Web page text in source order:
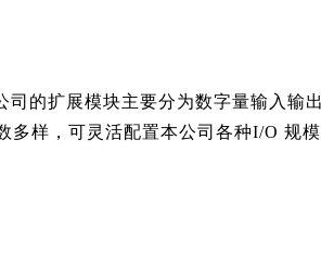
的扩展模块主要分为数字量输入输
样，可灵活配置本公司各种I/O 规模